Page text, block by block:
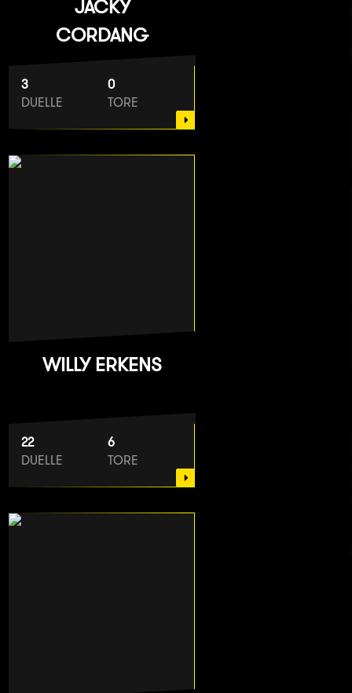
JACKY
CORDANG
3
DUELLE
0
TORE
WILLY ERKENS
22
DUELLE
6
TORE